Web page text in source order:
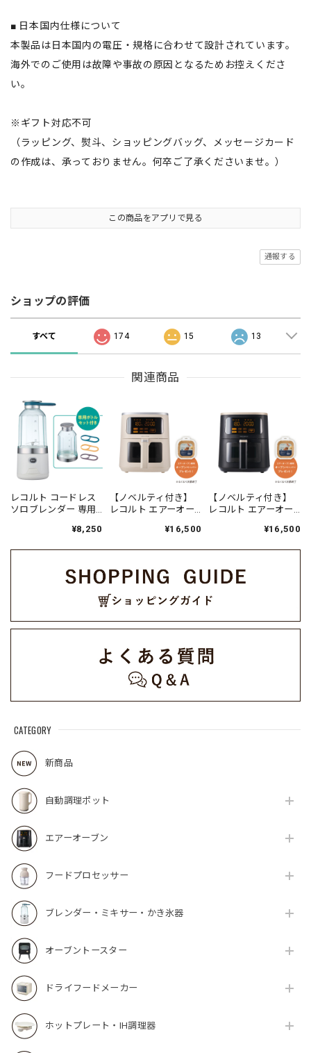
CATEGORY
新商品
自動調理ポット
エアーオーブン
フードプロセッサー
ブレンダー・ミキサー・かき氷器
オーブントースター
ドライフードメーカー
ホットプレート・IH調理器
■ 日本国内仕様について
本製品は日本国内の電圧・規格に合わせて設計されています。
海外でのご使用は故障や事故の原因となるためお控えくださ
い。
※ギフト対応不可
（ラッピング、熨斗、ショッピングバッグ、メッセージカード
の作成は、承っておりません。何卒ご了承くださいませ。）
この商品をアプリで見る
通報する
ショップの評価
すべて 174 15 13
関連商品
レコルト コードレス
ソロブレンダー 専用
／ ナチュラルホワイ
¥8,250
【ノベルティ付き】
レコルト エアーオー
ワイト RAO-4(CW)
¥16,500
【ノベルティ付き】
レコルト エアーオー
ブラック RAO-4(BK)
¥16,500